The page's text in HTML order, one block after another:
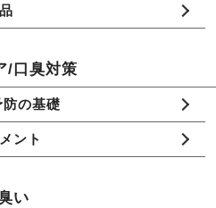
/口臭対策
の基礎
ント
い